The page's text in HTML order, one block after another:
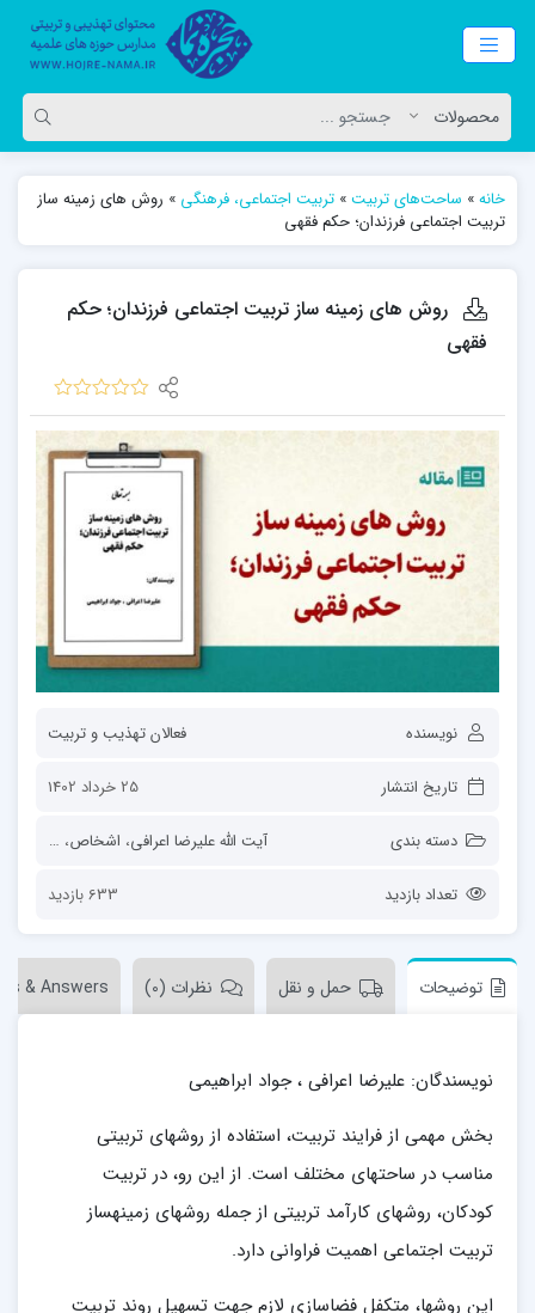
خانه» ساحت‌های تربیت» تربیت اجتماعی، فرهنگی » روش های زمینه ساز
تربیت اجتماعی فرزندان؛ حکم فقهی
روش های زمینه ساز تربیت اجتماعی فرزندان؛ حکم
فقهی
نویسنده فعالان تهذیب و تربیت
تاریخ انتشار 25 خرداد 1402
دسته بندی آیت الله علیرضا اعرافی، اشخاص، تربیت
تعداد بازدید 633 بازدید
توضیحات حمل و نقل نظرات (0) & Answers
نویسندگان: علیرضا اعرافی ، جواد ابراهیمی
بخش مهمی از فرایند تربیت، استفاده از روش‎های تربیتی
مناسب در ساحت‎های مختلف است. از این رو، در تربیت
کودکان، روش‎های کارآمد تربیتی از جمله‎ روش‎های زمینه‎ساز
تربیت اجتماعی اهمیت فراوانی دارد.
این روش‎ها، متکفل فضاسازی لازم جهت تسهیل روند تربیت